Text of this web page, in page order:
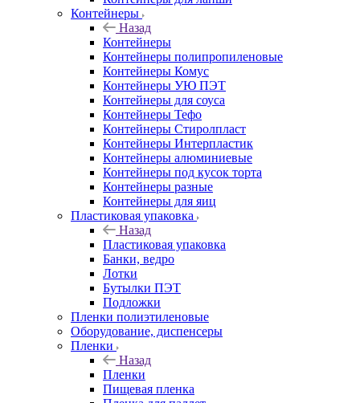
Контейнеры
Назад
Контейнеры
Контейнеры полипропиленовые
Контейнеры Комус
Контейнеры УЮ ПЭТ
Контейнеры для соуса
Контейнеры Тефо
Контейнеры Стиролпласт
Контейнеры Интерпластик
Контейнеры алюминиевые
Контейнеры под кусок торта
Контейнеры разные
Контейнеры для яиц
Пластиковая упаковка
Назад
Пластиковая упаковка
Банки, ведро
Лотки
Бутылки ПЭТ
Подложки
Пленки полиэтиленовые
Оборудование, диспенсеры
Пленки
Назад
Пленки
Пищевая пленка